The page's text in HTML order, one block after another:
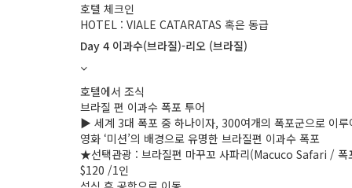
호텔 체크인
HOTEL : VIALE CATARATAS 혹은 동급
Day 4 이과수(브라질)-리오 (브라질)
호텔에서 조식
브라질 편 이과수 폭포 투어
▶ 세계 3대 폭포 중 하나이자, 300여개의 폭포군으로 이루
영화 ‘미션’의 배경으로 유명한 브라질편 이과수 폭포
★선택관광 : 브라질편 마꾸꼬 사파리(Macuco Safari / 폭
$120 /1인